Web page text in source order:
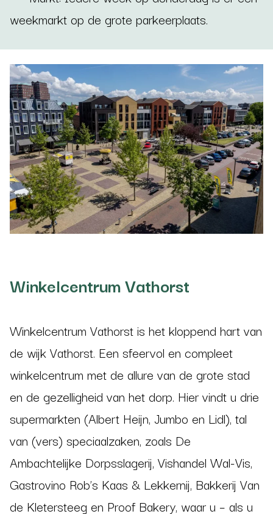
weekmarkt op de grote parkeerplaats.
Winkelcentrum Vathorst
Winkelcentrum Vathorst is het kloppend hart van
de wijk Vathorst. Een sfeervol en compleet
winkelcentrum met de allure van de grote stad
en de gezelligheid van het dorp. Hier vindt u drie
supermarkten (Albert Heijn, Jumbo en Lidl), tal
van (vers) speciaalzaken, zoals De
Ambachtelijke Dorpsslagerij, Vishandel Wal-Vis,
Gastrovino Rob’s Kaas & Lekkernij, Bakkerij Van
de Kletersteeg en Proof Bakery, waar u – als u